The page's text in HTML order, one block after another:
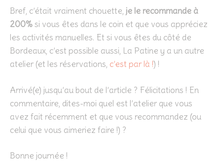
Bref, c’était vraiment chouette, je le recommande à
200%si vous êtes dans le coin et que vous appréciez
les activités manuelles. Et si vous êtes du côté de
Bordeaux, c’est possible aussi, La Patine y a un autre
atelier (et les réservations, c’est par là !) !
Arrivé(e) jusqu’au bout de l’article ? Félicitations ! En
commentaire, dites-moi quel est l’atelier que vous
avez fait récemment et que vous recommandez (ou
celui que vous aimeriez faire !) ?
Bonne journée !